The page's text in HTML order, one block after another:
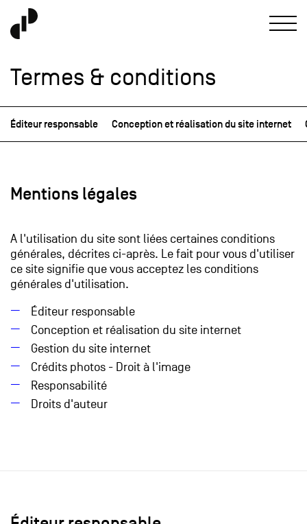
Termes & conditions
Éditeur responsable Conception et réalisation du site internet
Mentions légales
A l'utilisation du site sont liées certaines conditions
générales, décrites ci-après. Le fait pour vous d'utiliser
ce site signifie que vous acceptez les conditions
générales d'utilisation.
Éditeur responsable
Conception et réalisation du site internet
Gestion du site internet
Crédits photos - Droit à l'image
Responsabilité
Droits d'auteur